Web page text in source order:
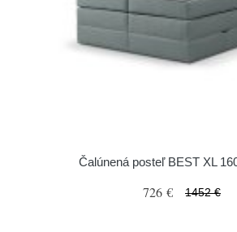
Čalúnená posteľ BEST XL
726 € 1452 €